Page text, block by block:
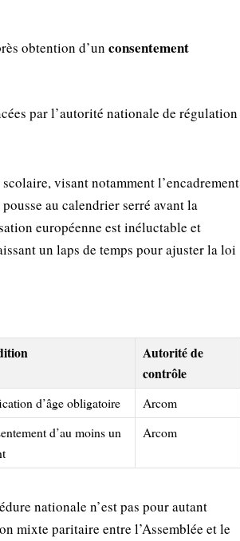
obtention d’un consentement
par l’autorité nationale de régulation
visant notamment l’encadrement
au calendrier serré avant la
européenne est inéluctable et
un laps de temps pour ajuster la loi
Autorité de
contrôle
d’âge obligatoire
Arcom
d’au moins un
Arcom
nationale n’est pas pour autant
mixte paritaire entre l’Assemblée et le